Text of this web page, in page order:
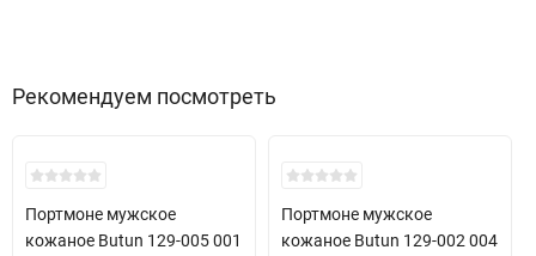
Рекомендуем посмотреть
New!
Портмоне мужское
кожаное Butun 129-005 001
New!
Портмоне мужское
кожаное Butun 129-002 004